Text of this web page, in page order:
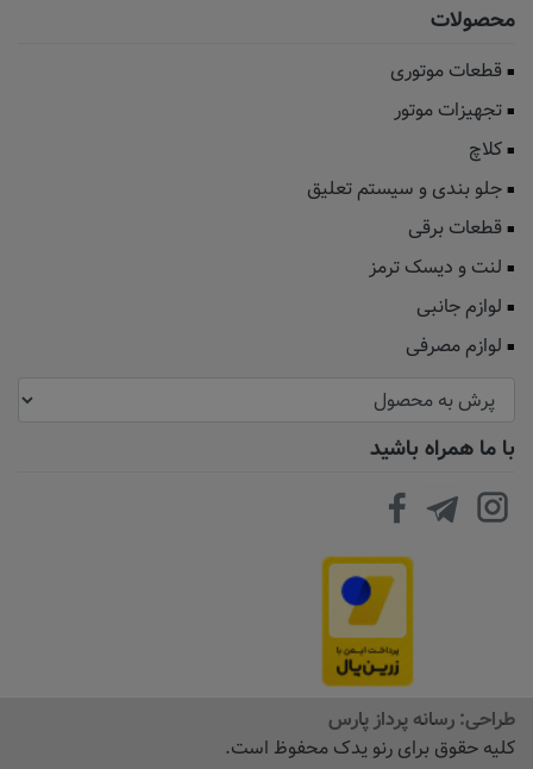
محصولات
قطعات موتوری
تجهیزات موتور
کلاچ
جلو بندی و سیستم تعلیق
قطعات برقی
لنت و دیسک ترمز
لوازم جانبی
لوازم مصرفی
با ما همراه باشید
طراحی: رسانه پرداز پارس
کلیه حقوق برای رنو یدک محفوظ است.